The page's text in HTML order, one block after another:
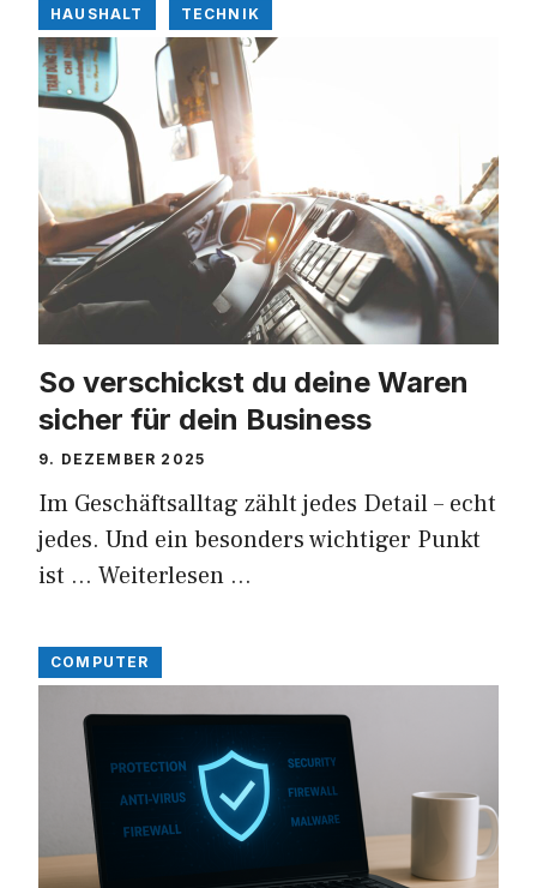
HAUSHALT TECHNIK
So verschickst du deine Waren
sicher für dein Business
9. DEZEMBER 2025
Im Geschäftsalltag zählt jedes Detail – echt
jedes. Und ein besonders wichtiger Punkt
ist … Weiterlesen …
COMPUTER